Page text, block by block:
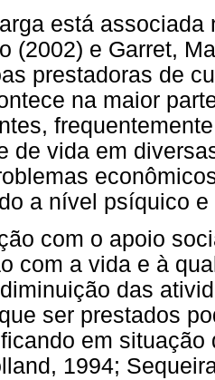
está
(2002) e Garret,
prestadoras de
na maior
de vida em
a nível psíquico
com o apoio
com a vida e à
das
ser prestados
em
1994;